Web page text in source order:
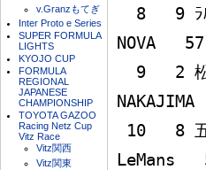
v.Granzもてぎ
Inter Proto e Series
SUPER FORMULA
LIGHTS
KYOJO CUP
FORMULA
REGIONAL
JAPANESE
CHAMPIONSHIP
TOYOTA GAZOO
Racing Netz Cup
Vitz Race
Vitz関西
Vitz関東
NOVA
LeMans